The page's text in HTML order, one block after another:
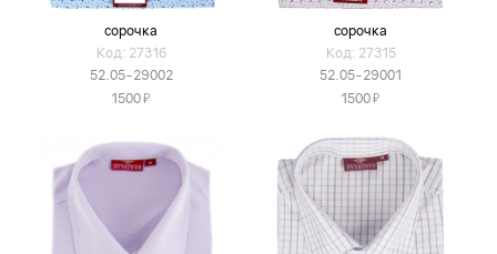
сорочка
Код: 27316
52.05-29002
1500Я
сорочка
Код: 27315
52.05-29001
1500Я